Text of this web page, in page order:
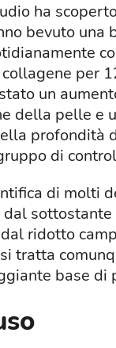
ha
bevuto una
per
un
della pelle e
profondità
di
di molti
sottostante
ridotto
tratta
base di